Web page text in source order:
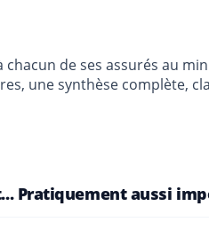
chacun de ses assurés au
une synthèse
Pratiquement aussi